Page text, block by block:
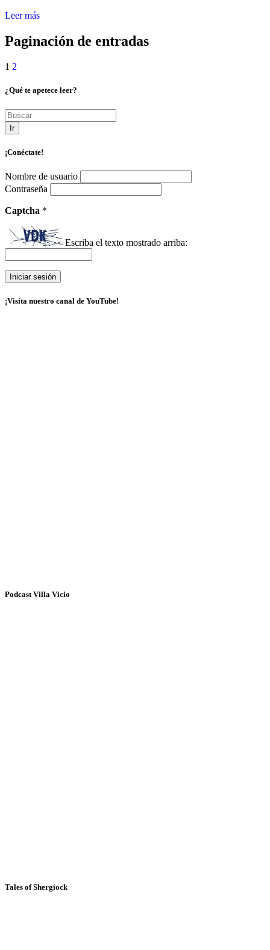
Leer más
Paginación de entradas
1 2
¿Qué te apetece leer?
Ir
¡Conéctate!
Nombre de usuario
Contraseña
Captcha *
Escriba el texto mostrado arriba:
¡Visita nuestro canal de YouTube!
Podcast Villa Vicio
Tales of Shergiock